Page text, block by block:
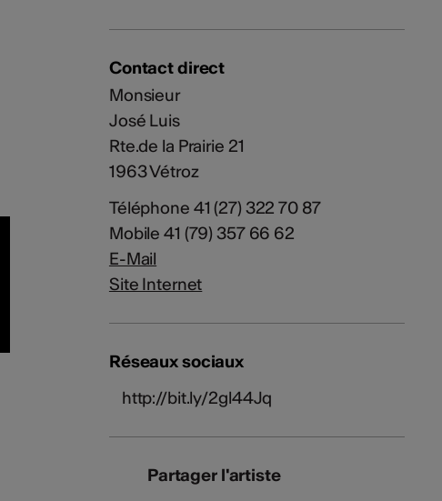
Contact direct
Monsieur
José Luis
Rte.de la Prairie 21
1963 Vétroz
Téléphone 41 (27) 322 70 87
Mobile 41 (79) 357 66 62
E-Mail
Site Internet
Réseaux sociaux
http://bit.ly/2gl44Jq
Partager l'artiste